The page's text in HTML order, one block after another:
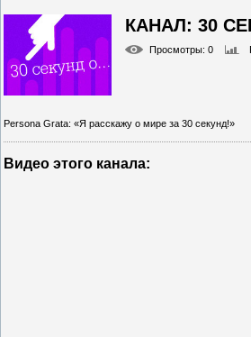
КАНАЛ: 30
Просмотры: 0
Persona Grata: «Я расскажу о мире за 30 секунд!»
Видео этого канала: